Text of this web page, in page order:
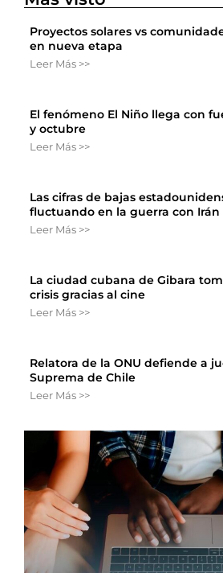
Proyectos solares vs
en nueva etapa
Leer Más >>
El fenómeno El Niño llega con
y octubre
Leer Más >>
Las cifras de bajas
fluctuando en la guerra con Irán
Leer Más >>
La ciudad cubana de Gibara
crisis gracias al cine
Leer Más >>
Relatora de la ONU defiende a
Suprema de Chile
Leer Más >>